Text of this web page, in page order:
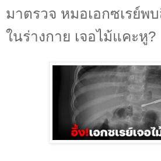
มาตรวจ หมอเอกซเรย์พ
ในร่างกาย เจอไม้แคะหู?